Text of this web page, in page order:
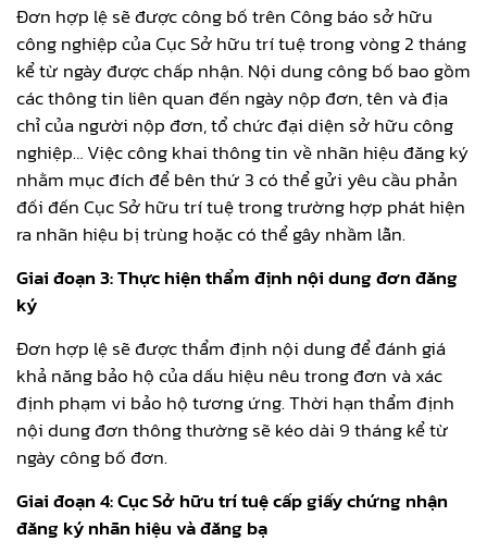
Đơn hợp lệ sẽ được công bố trên Công báo sở hữu
công nghiệp của Cục Sở hữu trí tuệ trong vòng 2 tháng
kể từ ngày được chấp nhận. Nội dung công bố bao gồm
các thông tin liên quan đến ngày nộp đơn, tên và địa
chỉ của người nộp đơn, tổ chức đại diện sở hữu công
nghiệp… Việc công khai thông tin về nhãn hiệu đăng ký
nhằm mục đích để bên thứ 3 có thể gửi yêu cầu phản
đối đến Cục Sở hữu trí tuệ trong trường hợp phát hiện
ra nhãn hiệu bị trùng hoặc có thể gây nhầm lẫn.
Giai đoạn 3: Thực hiện thẩm định nội dung đơn đăng
ký
Đơn hợp lệ sẽ được thẩm định nội dung để đánh giá
khả năng bảo hộ của dấu hiệu nêu trong đơn và xác
định phạm vi bảo hộ tương ứng. Thời hạn thẩm định
nội dung đơn thông thường sẽ kéo dài 9 tháng kể từ
ngày công bố đơn.
Giai đoạn 4: Cục Sở hữu trí tuệ cấp giấy chứng nhận
đăng ký nhãn hiệu và đăng bạ